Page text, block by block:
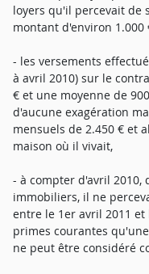
loyers qu'il percevait de
montant d'environ 1.000
- les versements
à avril 2010) sur le
€ et une moyenne de
d'aucune exagération
mensuels de 2.450 € et
maison où il vivait,
- à compter d'avril 2010,
immobiliers, il ne
entre le 1er avril 2011
primes courantes
ne peut être considéré